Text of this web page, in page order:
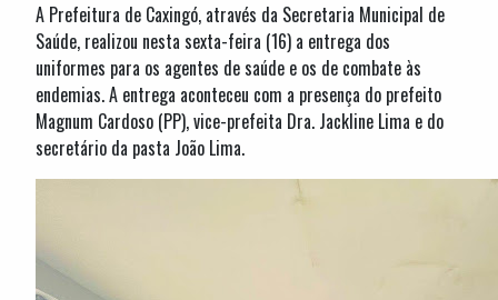
A Prefeitura de Caxingó, através da Secretaria Municipal de
Saúde, realizou nesta sexta-feira (16) a entrega dos
uniformes para os agentes de saúde e os de combate às
endemias. A entrega aconteceu com a presença do prefeito
Magnum Cardoso (PP), vice-prefeita Dra. Jackline Lima e do
secretário da pasta João Lima.